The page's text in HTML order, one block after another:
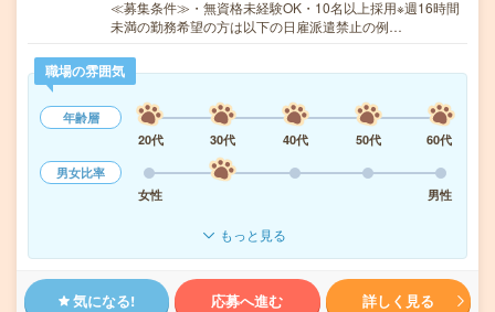
≪募集条件≫・無資格未経験OK・10名以上採用※週16時間
未満の勤務希望の方は以下の日雇派遣禁止の例…
職場の雰囲気
年齢層
20代
30代 40代 50代
60代
男女比率
女性
男性
もっと見る
気になる! 応募へ進む 詳しく見る